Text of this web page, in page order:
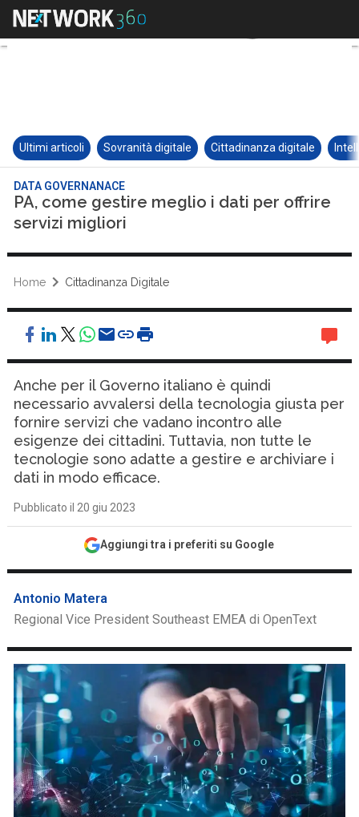
Ultimi articoli Sovranità digitale Cittadinanza digitale
DATA GOVERNANACE
PA, come gestire meglio i dati per offrire
servizi migliori
Home Cittadinanza Digitale
Anche per il Governo italiano è quindi
necessario avvalersi della tecnologia giusta per
fornire servizi che vadano incontro alle
esigenze dei cittadini. Tuttavia, non tutte le
tecnologie sono adatte a gestire e archiviare i
dati in modo efficace.
Pubblicato il 20 giu 2023
Aggiungi tra i preferiti su Google
Antonio Matera
Regional Vice President Southeast EMEA di OpenText